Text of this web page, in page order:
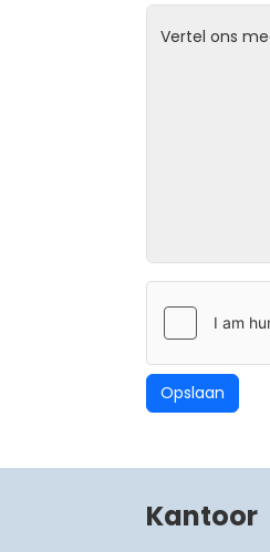
Vertel ons
Kantoor